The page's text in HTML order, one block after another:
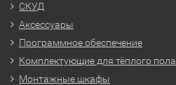
СКУД
Аксессуары
Программное обеспечение
Комплектующие для тёплого пола
Монтажные шкафы